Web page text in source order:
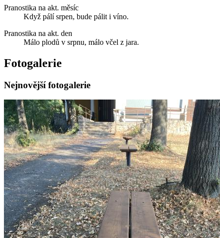
Pranostika na akt. měsíc
Když pálí srpen, bude pálit i víno.
Pranostika na akt. den
Málo plodů v srpnu, málo včel z jara.
Fotogalerie
Nejnovější fotogalerie